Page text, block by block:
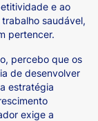
e ao
saudável,
pertencer.
percebo que os
de desenvolver
estratégia
exige a